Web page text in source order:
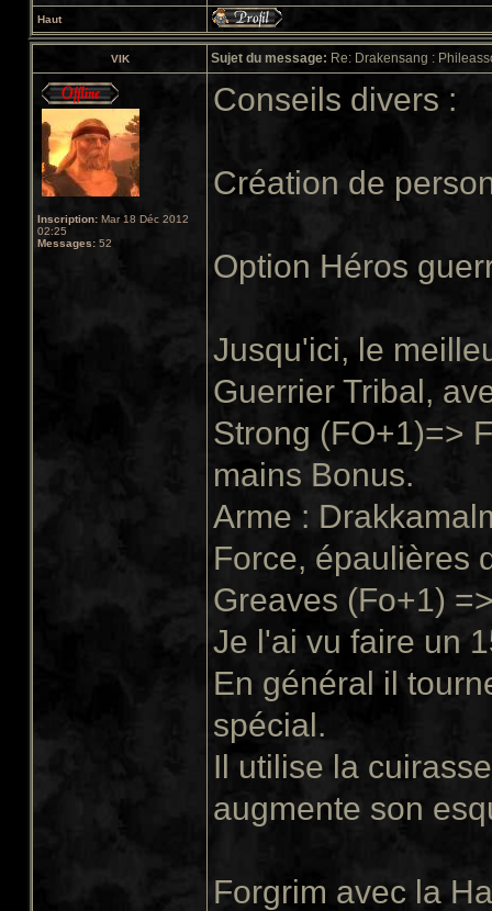
Haut
VIK Sujet du message: Re: Drakensang :
Inscription: Mar 18 Déc 2012
02:25
Messages: 52
Conseils divers :
Création de
Option Héros
Jusqu'ici, le
Guerrier Tribal,
Strong (FO+1)=>
mains Bonus.
Arme :
Force, épaulières
Greaves (Fo+1)
Je l'ai vu faire un
En général il
spécial.
Il utilise la
augmente son
Forgrim avec la